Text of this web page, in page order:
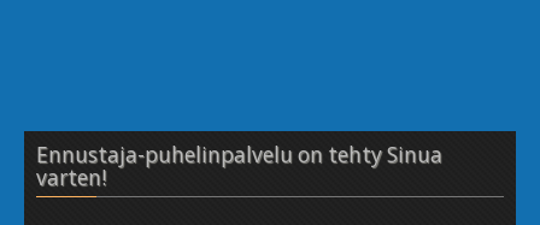
Ennustaja-puhelinpalvelu on tehty Sinua
varten!